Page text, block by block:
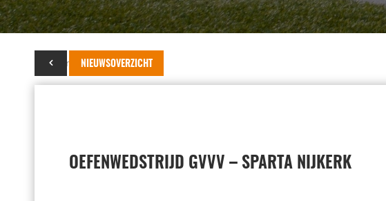
NIEUWSOVERZICHT
16 maart 2023
OEFENWEDSTRIJD GVVV – SPARTA NIJKERK